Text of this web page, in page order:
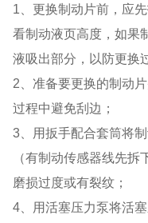
1、更换制动片前，应
看制动液页高度，如果
液吸出部分，以防更换
2、准备要更换的制动
过程中避免刮边；
3、用扳手配合套筒将
（有制动传感器线先
磨损过度或有裂纹；
4、用活塞压力泵将活